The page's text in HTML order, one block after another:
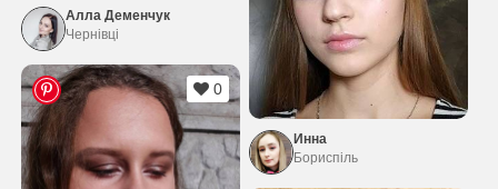
Алла Деменчук
Чернівці
Инна
Бориспіль
0